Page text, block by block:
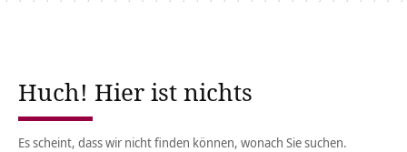
Huch! Hier ist nichts
Es scheint, dass wir nicht finden können, wonach Sie suchen.